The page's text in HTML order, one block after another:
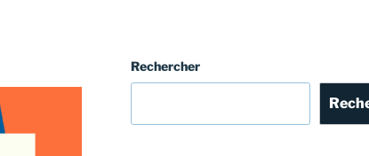
Rechercher